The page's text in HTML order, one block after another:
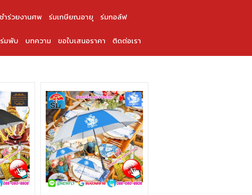
ำร่วยงานศพ ร่มเกษียณอายุ ร่มกอล์ฟ
ร่มพับ บทความ ขอใบเสนอราคา ติดต่อเรา